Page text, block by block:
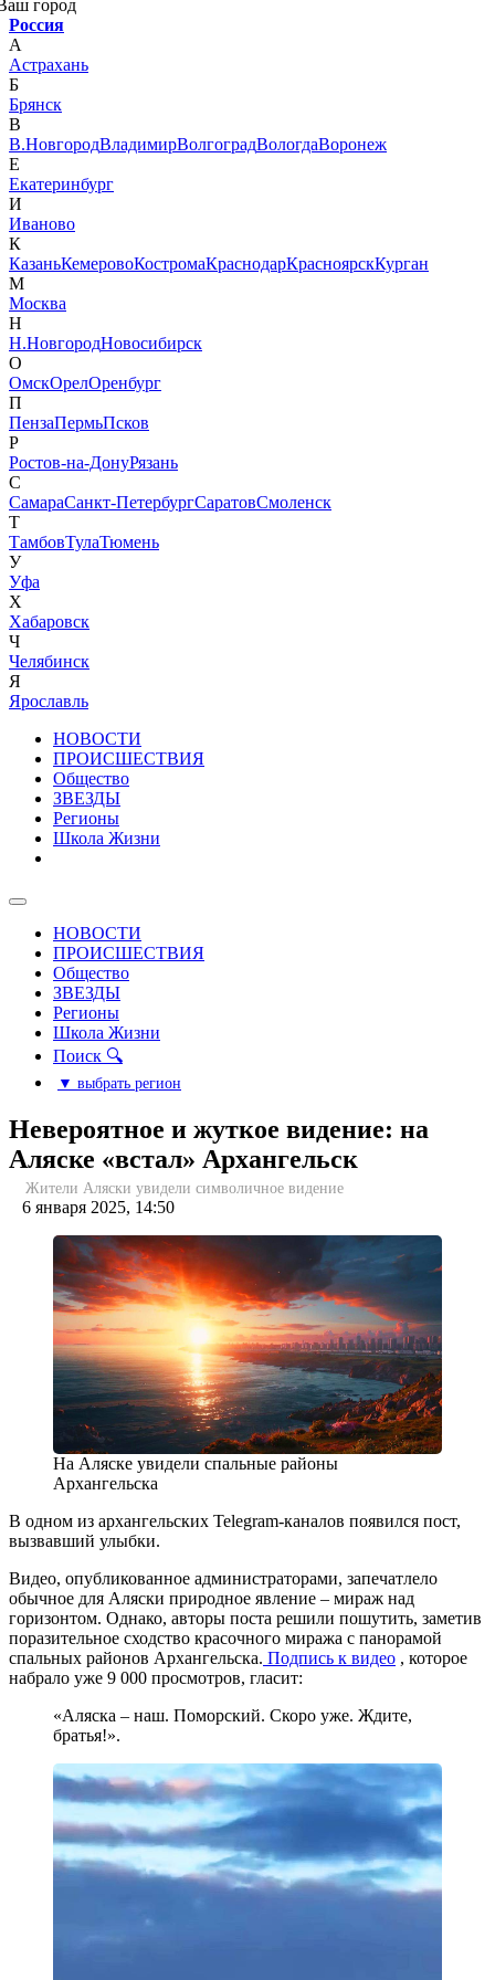
город
Россия
А
Астрахань
Б
Брянск
В
В.НовгородВладимирВолгоградВологдаВоронеж
Е
Екатеринбург
И
Иваново
К
КазаньКемеровоКостромаКраснодарКрасноярскКурган
М
Москва
Н
Н.НовгородНовосибирск
О
ОмскОрелОренбург
П
ПензаПермьПсков
Р
Ростов-на-ДонуРязань
С
СамараСанкт-ПетербургСаратовСмоленск
Т
ТамбовТулаТюмень
У
Уфа
Х
Хабаровск
Ч
Челябинск
Я
Ярославль
НОВОСТИ
ПРОИСШЕСТВИЯ
Общество
ЗВЕЗДЫ
Регионы
Школа Жизни
НОВОСТИ
ПРОИСШЕСТВИЯ
Общество
ЗВЕЗДЫ
Регионы
Школа Жизни
Поиск 🔍
▼ выбрать регион
Невероятное и жуткое видение: на
Аляске «встал» Архангельск
Жители Аляски увидели символичное видение
6 января 2025, 14:50
На Аляске увидели спальные районы
Архангельска
В одном из архангельских Telegram-каналов появился пост,
вызвавший улыбки.
Видео, опубликованное администраторами, запечатлело
обычное для Аляски природное явление – мираж над
горизонтом. Однако, авторы поста решили пошутить, заметив
поразительное сходство красочного миража с панорамой
спальных районов Архангельска. Подпись к видео , которое
набрало уже 9 000 просмотров, гласит:
«Аляска – наш. Поморский. Скоро уже. Ждите,
братья!».